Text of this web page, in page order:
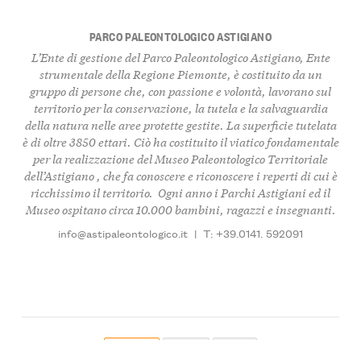
PARCO PALEONTOLOGICO ASTIGIANO
L’Ente di gestione delParco Paleontologico Astigiano, Ente
strumentale della Regione Piemonte, ècostituito da un
gruppo di personeche, con passione e volontà, lavorano sul
territorio per la conservazione, la tutela e la salvaguardia
della natura nelle aree protette gestite. La superficie tutelata
è di oltre3850 ettari. Ciò ha costituito il viatico fondamentale
per la realizzazione delMuseo Paleontologico Territoriale
dell’Astigiano, che fa conoscere e riconoscere i reperti di cui è
ricchissimo il territorio. Ogni anno i Parchi Astigiani ed il
Museoospitano circa 10.000 bambini, ragazzi e insegnanti.
info@astipaleontologico.it | T: +39.0141. 592091